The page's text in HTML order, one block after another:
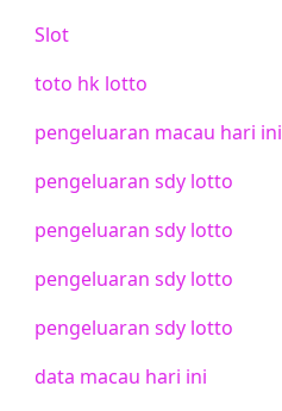
Slot
toto hk lotto
pengeluaran macau hari ini
pengeluaran sdy lotto
pengeluaran sdy lotto
pengeluaran sdy lotto
pengeluaran sdy lotto
data macau hari ini